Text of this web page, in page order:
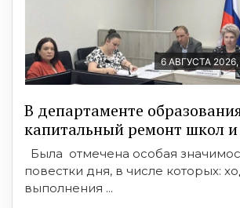
6 АВГУСТА 2026,
В департаменте
капитальный ремонт школ и
Была отмечена особая
повестки дня, в числе которых:
выполнения ...